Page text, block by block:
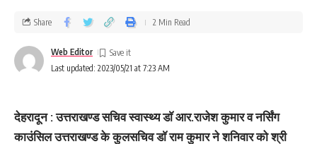
Last updated: 2023/05/21 at 7:23 AM
Web Editor
Share 2 Min Read
देहरादून : उत्तराखण्ड सचिव स्वास्थ्य डाॅ आर.राजेश कुमार व नर्सिंग
काउंसिल उत्तराखण्ड के कुलसचिव डाॅ राम कुमार ने शनिवार को श्री